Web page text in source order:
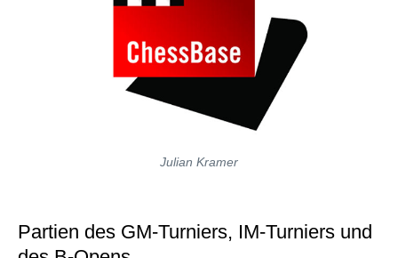
Julian Kramer
Partien des GM-Turniers, IM-Turniers und